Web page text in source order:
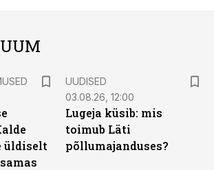
üldiselt
UUDISED
03.08.26, 12:00
Lugeja küsib: mis
toimub Läti
põllumajanduses?